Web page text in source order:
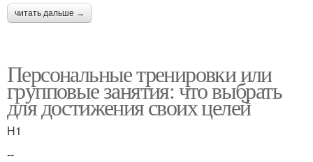
читать дальше →
Персональные тренировки или
групповые занятия: что выбрать
для достижения своих целей
H1
--